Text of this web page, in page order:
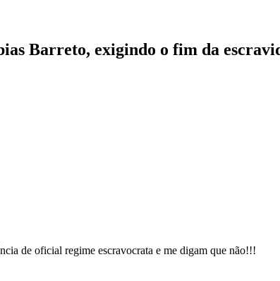
Barreto, exigindo o fim da
de oficial regime escravocrata e me digam que não!!!